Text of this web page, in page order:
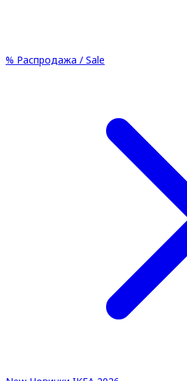
% Распродажа / Sale